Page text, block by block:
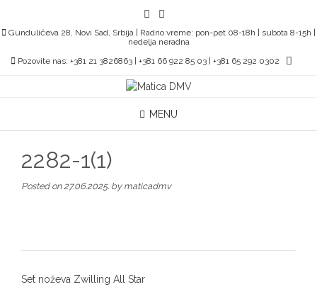
content
Gundulićeva 28, Novi Sad, Srbija | Radno vreme: pon-pet 08-18h | subota 8-15h |
nedelja neradna
Pozovite nas: +381 21 3826863 | +381 66 922 85 03 | +381 65 292 0302
MENU
2282-1(1)
Posted on27.06.2025. by maticadmv
Post
Set noževa Zwilling All Star